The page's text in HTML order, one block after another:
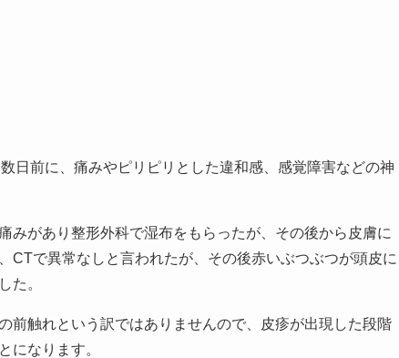
日前に、痛みやピリピリとした違和感、感覚障害などの神
みがあり整形外科で湿布をもらったが、その後から皮膚に
CTで異常なしと言われたが、その後赤いぶつぶつが頭皮に
た。
前触れという訳ではありませんので、皮疹が出現した段階
になります。